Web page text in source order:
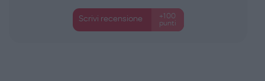
Scrivi recensione
+100
punti